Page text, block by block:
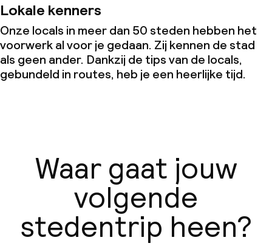
Lokale kenners
Onze locals in meer dan 50 steden hebben het
voorwerk al voor je gedaan. Zij kennen de stad
als geen ander. Dankzij de tips van de locals,
gebundeld in routes, heb je een heerlijke tijd.
Waar gaat jouw
volgende
stedentrip heen?